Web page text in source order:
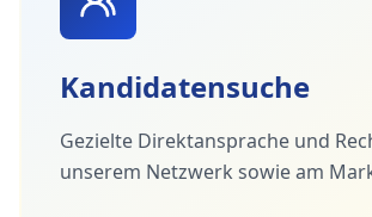
Kandidatensuche
Gezielte Direktansprache und
unserem Netzwerk sowie am